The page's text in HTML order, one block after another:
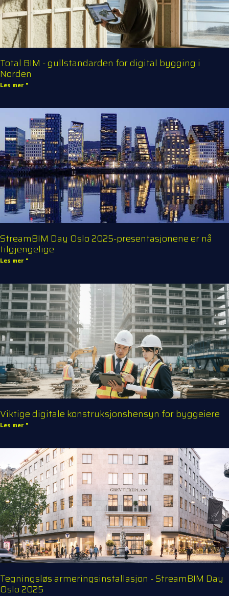
Total BIM - gullstandarden for digital bygging i
Norden
Les mer "
StreamBIM Day Oslo 2025-presentasjonene er nå
tilgjengelige
Les mer "
Viktige digitale konstruksjonshensyn for byggeiere
Les mer "
Tegningsløs armeringsinstallasjon - StreamBIM Day
Oslo 2025